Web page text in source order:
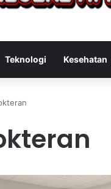
Teknologi Kesehatan